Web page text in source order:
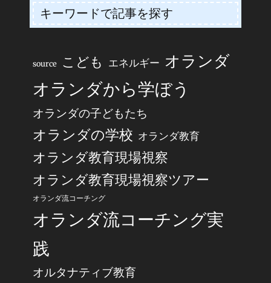
キーワードで記事を探す
source こども エネルギー オランダ
オランダから学ぼう
オランダの子どもたち
オランダの学校 オランダ教育
オランダ教育現場視察
オランダ教育現場視察ツアー
オランダ流コーチング
オランダ流コーチング実
践
オルタナティブ教育